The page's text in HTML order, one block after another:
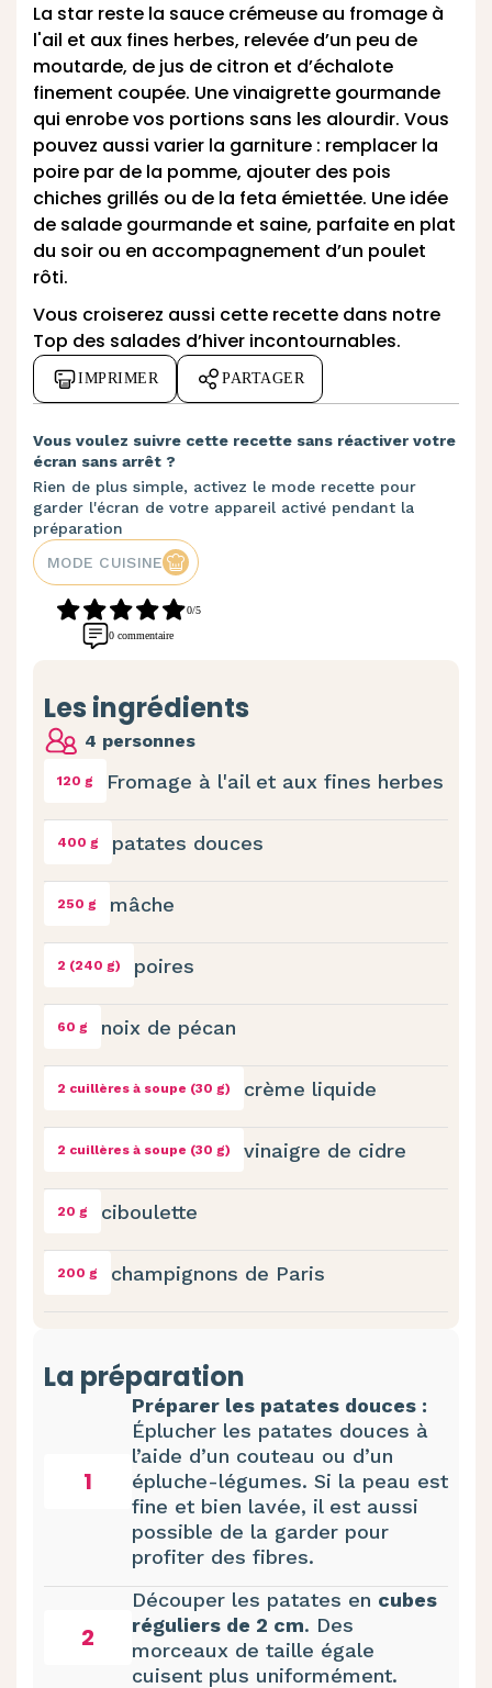
La star reste la sauce crémeuse au fromage à
l'ail et aux fines herbes, relevée d’un peu de
moutarde, de jus de citron et d’échalote
finement coupée. Une vinaigrette gourmande
qui enrobe vos portions sans les alourdir. Vous
pouvez aussi varier la garniture : remplacer la
poire par de la pomme, ajouter des pois
chiches grillés ou de la feta émiettée. Une idée
de salade gourmande et saine, parfaite en plat
du soir ou en accompagnement d’un poulet
rôti.
Vous croiserez aussi cette recette dans notre
Top des salades d’hiver incontournables.
IMPRIMER PARTAGER
Vous voulez suivre cette recette sans réactiver votre
écran sans arrêt ?
Rien de plus simple, activez le mode recette pour
garder l'écran de votre appareil activé pendant la
préparation
MODE CUISINE
0/5
0 commentaire
Les ingrédients
4 personnes
120 g Fromage à l'ail et aux fines herbes
400 g patates douces
250 g mâche
2 (240 g) poires
60 g noix de pécan
2 cuillères à soupe (30 g) crème liquide
2 cuillères à soupe (30 g) vinaigre de cidre
20 g ciboulette
200 g champignons de Paris
La préparation
1
Préparer les patates douces :
Éplucher les patates douces à
l’aide d’un couteau ou d’un
épluche-légumes. Si la peau est
fine et bien lavée, il est aussi
possible de la garder pour
profiter des fibres.
2
Découper les patates en cubes
réguliers de 2 cm. Des
morceaux de taille égale
cuisent plus uniformément.